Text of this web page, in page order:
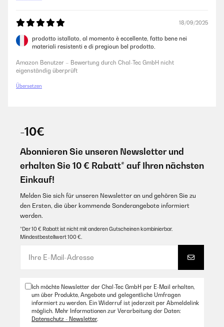
18/09/2025
prodotto istallato, al momento è eccellente, fatto bene nei
materiali resistenti e di pregioun bel prodotto.
Amazon Benutzer – Bewertung durch Chal-Tec GmbH nicht
eigenständig überprüft
Übersetzen
-10€
Abonnieren Sie unseren Newsletter und
erhalten Sie 10 € Rabatt* auf Ihren nächsten
Einkauf!
Melden Sie sich für unseren Newsletter an und gehören Sie zu
den Ersten, die über kommende Sonderangebote informiert
werden.
*Der 10 € Rabatt ist nicht mit anderen Gutscheinen kombinierbar.
Mindestbestellwert 100 €.
Ich möchte Newsletter der Chal-Tec GmbH per E-Mail erhalten,
um über Produkte, Angebote und gelegentliche Umfragen
informiert zu werden. Ein Widerruf ist jederzeit per Abmeldelink
möglich. Mehr Informationen zur Verarbeitung der Daten:
Datenschutz - Newsletter.